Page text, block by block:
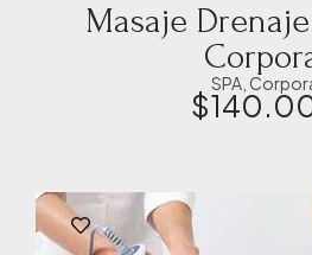
Masaje
SPA,
$